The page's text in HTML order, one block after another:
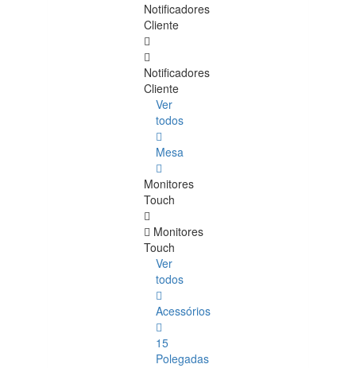
Notificadores
Cliente
Notificadores
Cliente
Ver
todos
Mesa
Monitores
Touch
Monitores
Touch
Ver
todos
Acessórios
15
Polegadas